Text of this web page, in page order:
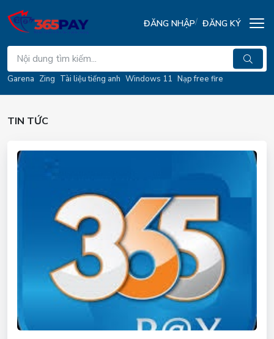
Garena Zing Tài liệu tiếng anh Windows 11 Nạp free fire
ĐĂNG NHẬP ĐĂNG KÝ
TIN TỨC